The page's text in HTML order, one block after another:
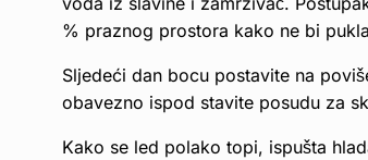
% praznog prostora kako ne bi
Sljedeći dan bocu postavite na
obavezno ispod stavite posudu za
Kako se led polako topi, ispušta